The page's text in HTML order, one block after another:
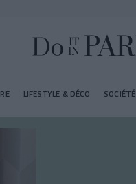
LIFESTYLE & DÉCO SOCIÉTÉ